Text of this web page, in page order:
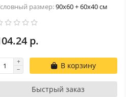
размер:90x60 + 60x40 см
р.
В корзину
Быстрый заказ